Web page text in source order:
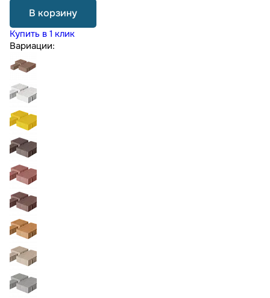
В корзину
Купить в 1 клик
Вариации: